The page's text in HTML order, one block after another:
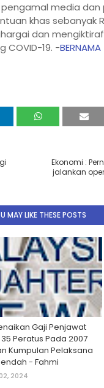
pengamal media
khas sebanyak
dan
COVID-19. -BERNAMA
Ekonomi :
jalankan
MAY LIKE THESE POSTS
Gaji Penjawat
Peratus Pada 2007
Kumpulan Pelaksana
- Fahmi
2024